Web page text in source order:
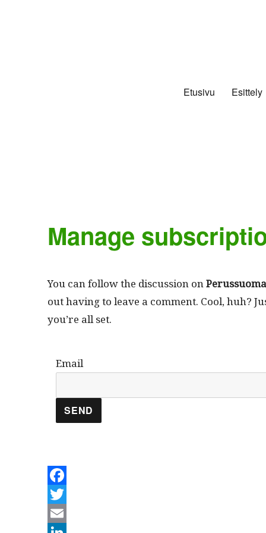
Etusivu Esittely
Manage
You can fol­low the dis­cus­sion on
out hav­ing to leave a com­ment. Cool, huh?
you’re all set.
Email
F
aT